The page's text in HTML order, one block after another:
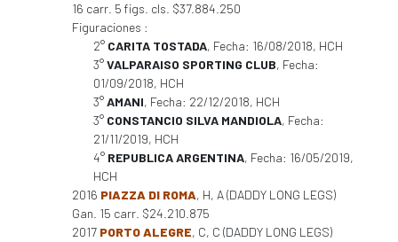
16 carr. 5 figs. cls. $37.884.250
Figuraciones :
2° CARITA TOSTADA, Fecha: 16/08/2018, HCH
3°VALPARAISO SPORTING CLUB, Fecha:
01/09/2018, HCH
3°AMANI, Fecha: 22/12/2018, HCH
3° CONSTANCIO SILVA MANDIOLA, Fecha:
21/11/2019, HCH
4° REPUBLICA ARGENTINA, Fecha: 16/05/2019,
HCH
2016 PIAZZA DI ROMA, H, A (DADDY LONG LEGS)
Gan. 15 carr. $24.210.875
2017 PORTO ALEGRE, C, C (DADDY LONG LEGS)